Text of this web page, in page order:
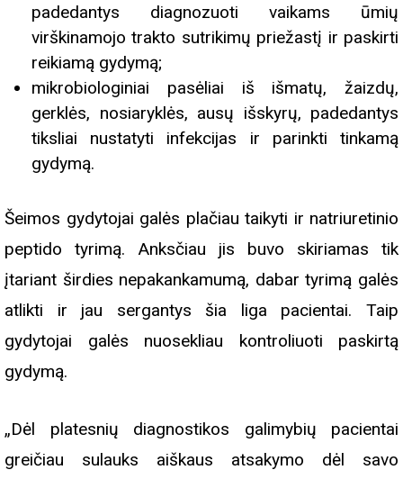
padedantys diagnozuoti vaikams ūmių
virškinamojo trakto sutrikimų priežastį ir paskirti
reikiamą gydymą;
mikrobiologiniai pasėliai iš išmatų, žaizdų,
gerklės, nosiaryklės, ausų išskyrų, padedantys
tiksliai nustatyti infekcijas ir parinkti tinkamą
gydymą.
Šeimos gydytojai galės plačiau taikyti ir natriuretinio
peptido tyrimą. Anksčiau jis buvo skiriamas tik
įtariant širdies nepakankamumą, dabar tyrimą galės
atlikti ir jau sergantys šia liga pacientai. Taip
gydytojai galės nuosekliau kontroliuoti paskirtą
gydymą.
„Dėl platesnių diagnostikos galimybių pacientai
greičiau sulauks aiškaus atsakymo dėl savo